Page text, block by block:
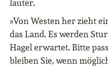
lauter.
»Von Westen her zieht
das Land. Es werden
Hagel erwartet. Bitte
bleiben Sie, wenn